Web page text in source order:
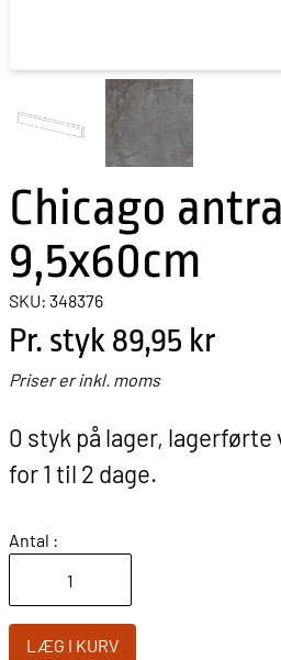
Chicago
9,5x60cm
SKU: 348376
Pr. styk 89,95 kr
Priser er inkl. moms
0 styk på lager,
for 1 til 2 dage.
Antal :
LÆG I KURV